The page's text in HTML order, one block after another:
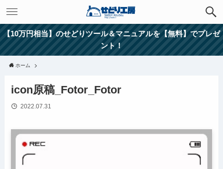
【10万円相当】のせどりツール＆マニュアルを【無料】でプレゼ
ント！
ホーム
icon原稿_Fotor_Fotor
2022.07.31